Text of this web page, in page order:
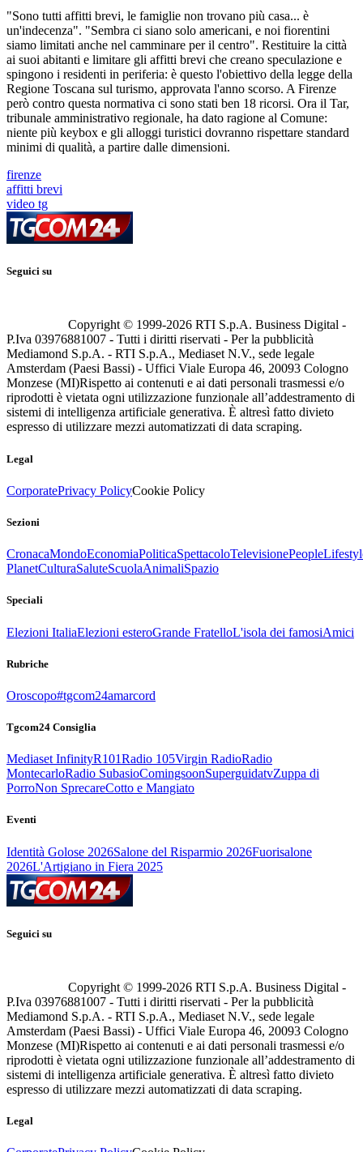
"Sono tutti affitti brevi, le famiglie non trovano più casa... è
un'indecenza". "Sembra ci siano solo americani, e noi fiorentini
siamo limitati anche nel camminare per il centro". Restituire la città
ai suoi abitanti e limitare gli affitti brevi che creano speculazione e
spingono i residenti in periferia: è questo l'obiettivo della legge della
Regione Toscana sul turismo, approvata l'anno scorso. A Firenze
però contro questa normativa ci sono stati ben 18 ricorsi. Ora il Tar,
tribunale amministrativo regionale, ha dato ragione al Comune:
niente più keybox e gli alloggi turistici dovranno rispettare standard
minimi di qualità, a partire dalle dimensioni.
firenze
affitti brevi
video tg
Seguici su
Copyright © 1999-2026 RTI S.p.A. Business Digital -
P.Iva 03976881007 - Tutti i diritti riservati - Per la pubblicità
Mediamond S.p.A. - RTI S.p.A., Mediaset N.V., sede legale
Amsterdam (Paesi Bassi) - Uffici Viale Europa 46, 20093 Cologno
Monzese (MI)Rispetto ai contenuti e ai dati personali trasmessi e/o
riprodotti è vietata ogni utilizzazione funzionale all’addestramento di
sistemi di intelligenza artificiale generativa. È altresì fatto divieto
espresso di utilizzare mezzi automatizzati di data scraping.
Legal
CorporatePrivacy PolicyCookie Policy
Sezioni
CronacaMondoEconomiaPoliticaSpettacoloTelevisionePeople
PlanetCulturaSaluteScuolaAnimaliSpazio
Speciali
Elezioni ItaliaElezioni esteroGrande FratelloL'isola dei famosiAmici
Rubriche
Oroscopo#tgcom24amarcord
Tgcom24 Consiglia
Mediaset InfinityR101Radio 105Virgin RadioRadio
MontecarloRadio SubasioComingsoonSuperguidatvZuppa di
PorroNon SprecareCotto e Mangiato
Eventi
Identità Golose 2026Salone del Risparmio 2026Fuorisalone
2026L'Artigiano in Fiera 2025
Seguici su
Copyright © 1999-2026 RTI S.p.A. Business Digital -
P.Iva 03976881007 - Tutti i diritti riservati - Per la pubblicità
Mediamond S.p.A. - RTI S.p.A., Mediaset N.V., sede legale
Amsterdam (Paesi Bassi) - Uffici Viale Europa 46, 20093 Cologno
Monzese (MI)Rispetto ai contenuti e ai dati personali trasmessi e/o
riprodotti è vietata ogni utilizzazione funzionale all’addestramento di
sistemi di intelligenza artificiale generativa. È altresì fatto divieto
espresso di utilizzare mezzi automatizzati di data scraping.
Legal